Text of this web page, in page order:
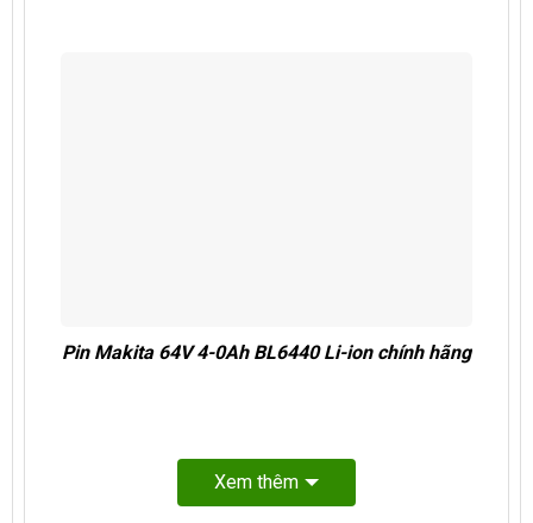
Pin Makita 64V 4-0Ah BL6440 Li-ion chính hãng
Xem thêm